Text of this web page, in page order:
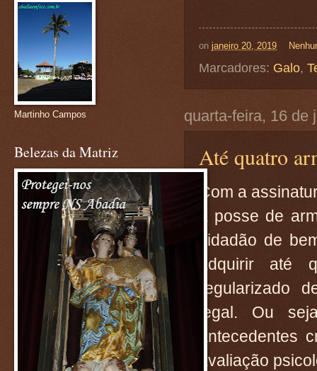
on janeiro 20, 2019
Marcadores: Galo,
quarta-feira, 16 de
Até quatro
Com a
a posse de
cidadão de
adquirir até
regularizado
legal. Ou
antecedentes
avaliação
Martinho Campos
Belezas da Matriz